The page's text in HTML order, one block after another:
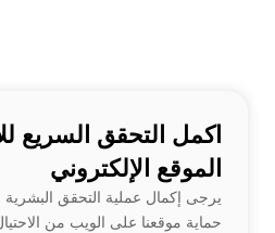
اكمل التحقق السريع
الموقع الإلكتروني
يرجى إكمال عملية التحقق
حماية موقعنا على الويب من